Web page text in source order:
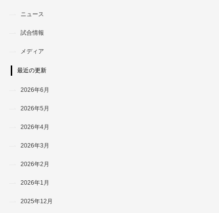
ニュース
試合情報
メディア
最近の更新
2026年6月
2026年5月
2026年4月
2026年3月
2026年2月
2026年1月
2025年12月